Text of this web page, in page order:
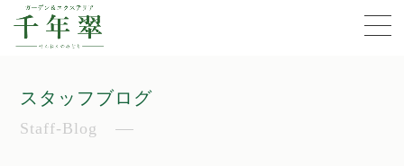
スタッフブログ
Staff-Blog